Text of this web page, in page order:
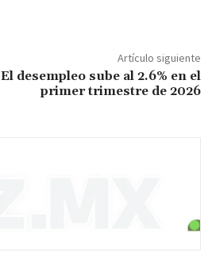
Artículo siguiente
El desempleo sube al 2.6% en el
primer trimestre de 2026